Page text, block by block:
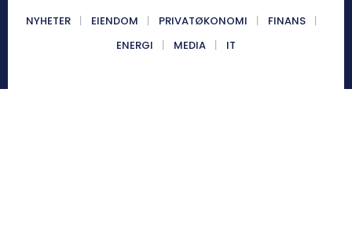
NYHETER EIENDOM PRIVATØKONOMI
FINANS
ENERGI
MEDIA IT